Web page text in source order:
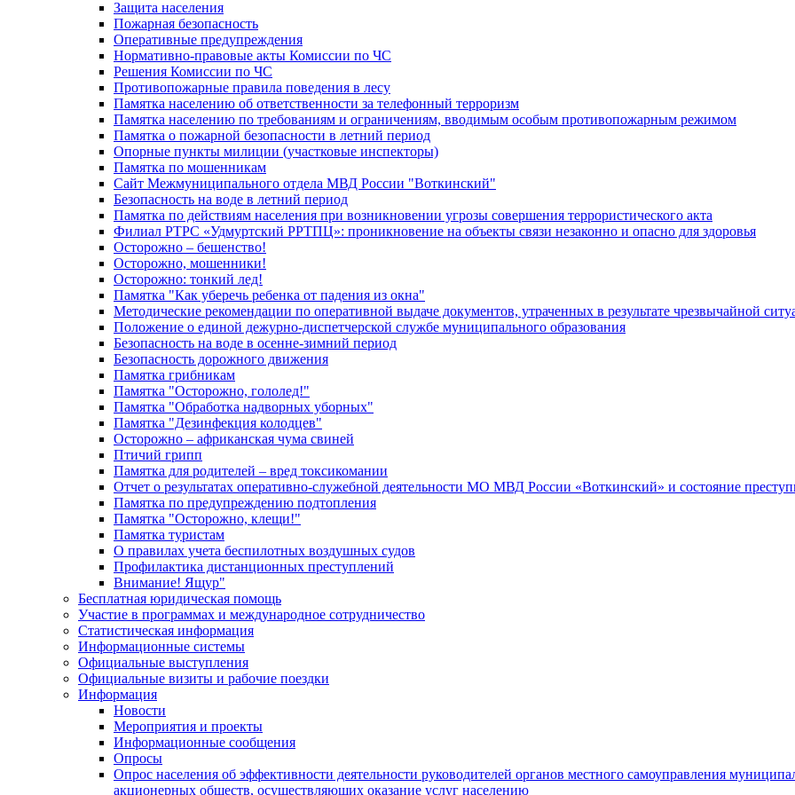
Защита населения
Пожарная безопасность
Оперативные предупреждения
Нормативно-правовые акты Комиссии по ЧС
Решения Комиссии по ЧС
Противопожарные правила поведения в лесу
Памятка населению об ответственности за телефонный терроризм
Памятка населению по требованиям и ограничениям, вводимым особым противопожарным режимом
Памятка о пожарной безопасности в летний период
Опорные пункты милиции (участковые инспекторы)
Памятка по мошенникам
Сайт Межмуниципального отдела МВД России "Воткинский"
Безопасность на воде в летний период
Памятка по действиям населения при возникновении угрозы совершения террористического акта
Филиал РТРС «Удмуртский РРТПЦ»: проникновение на объекты связи незаконно и опасно для здоровья
Осторожно – бешенство!
Осторожно, мошенники!
Осторожно: тонкий лед!
Памятка "Как уберечь ребенка от падения из окна"
Методические рекомендации по оперативной выдаче документов, утраченных в результате чрезвычайной
Положение о единой дежурно-диспетчерской службе муниципального образования
Безопасность на воде в осенне-зимний период
Безопасность дорожного движения
Памятка грибникам
Памятка "Осторожно, гололед!"
Памятка "Обработка надворных уборных"
Памятка "Дезинфекция колодцев"
Осторожно – африканская чума свиней
Птичий грипп
Памятка для родителей – вред токсикомании
Отчет о результатах оперативно-служебной деятельности МО МВД России «Воткинский» и состояние
Памятка по предупреждению подтопления
Памятка "Осторожно, клещи!"
Памятка туристам
О правилах учета беспилотных воздушных судов
Профилактика дистанционных преступлений
Внимание! Ящур"
Бесплатная юридическая помощь
Участие в программах и международное сотрудничество
Статистическая информация
Информационные системы
Официальные выступления
Официальные визиты и рабочие поездки
Информация
Новости
Мероприятия и проекты
Информационные сообщения
Опросы
Опрос населения об эффективности деятельности руководителей органов местного самоуправления
акционерных обществ, осуществляющих оказание услуг населению